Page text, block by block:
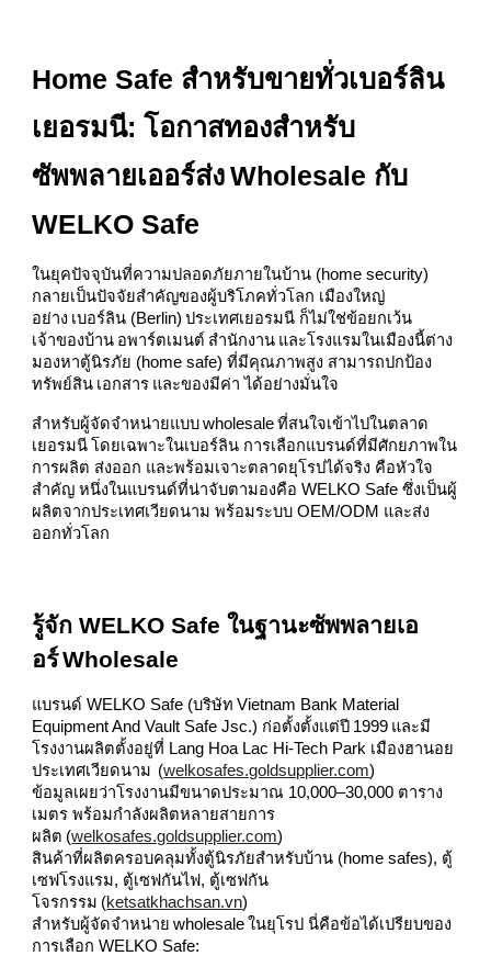
Home Safe สำหรับขายทั่วเบอร์ลิน
เยอรมนี: โอกาสทองสำหรับ
ซัพพลายเออร์ส่ง Wholesale กับ
WELKO Safe
ในยุคปัจจุบันที่ความปลอดภัยภายในบ้าน (home security)
กลายเป็นปัจจัยสำคัญของผู้บริโภคทั่วโลก เมืองใหญ่
อย่าง เบอร์ลิน (Berlin) ประเทศเยอรมนี ก็ไม่ใช่ข้อยกเว้น
เจ้าของบ้าน อพาร์ตเมนต์ สำนักงาน และโรงแรมในเมืองนี้ต่าง
มองหาตู้นิรภัย (home safe) ที่มีคุณภาพสูง สามารถปกป้อง
ทรัพย์สิน เอกสาร และของมีค่า ได้อย่างมั่นใจ
สำหรับผู้จัดจำหน่ายแบบ wholesale ที่สนใจเข้าไปในตลาด
เยอรมนี โดยเฉพาะในเบอร์ลิน การเลือกแบรนด์ที่มีศักยภาพใน
การผลิต ส่งออก และพร้อมเจาะตลาดยุโรปได้จริง คือหัวใจ
สำคัญ หนึ่งในแบรนด์ที่น่าจับตามองคือ WELKO Safe ซึ่งเป็นผู้
ผลิตจากประเทศเวียดนาม พร้อมระบบ OEM/ODM และส่ง
ออกทั่วโลก
รู้จัก WELKO Safe ในฐานะซัพพลายเอ
อร์ Wholesale
แบรนด์ WELKO Safe (บริษัท Vietnam Bank Material
Equipment And Vault Safe Jsc.) ก่อตั้งตั้งแต่ปี 1999 และมี
โรงงานผลิตตั้งอยู่ที่ Lang Hoa Lac Hi‑Tech Park เมืองฮานอย
ประเทศเวียดนาม (welkosafes.goldsupplier.com)
ข้อมูลเผยว่าโรงงานมีขนาดประมาณ 10,000–30,000 ตาราง
เมตร พร้อมกำลังผลิตหลายสายการ
ผลิต (welkosafes.goldsupplier.com)
สินค้าที่ผลิตครอบคลุมทั้งตู้นิรภัยสำหรับบ้าน (home safes), ตู้
เซฟโรงแรม, ตู้เซฟกันไฟ, ตู้เซฟกัน
โจรกรรม (ketsatkhachsan.vn)
สำหรับผู้จัดจำหน่าย wholesale ในยุโรป นี่คือข้อได้เปรียบของ
การเลือก WELKO Safe: